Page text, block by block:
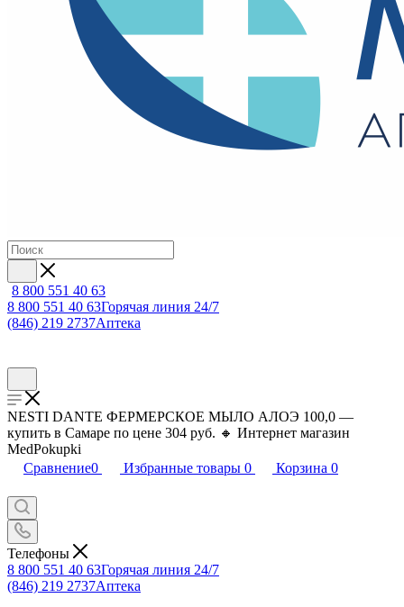
8 800 551 40 63
8 800 551 40 63Горячая линия 24/7
(846) 219 2737Аптека
NESTI DANTE ФЕРМЕРСКОЕ МЫЛО АЛОЭ 100,0 —
купить в Самаре по цене 304 руб. 🔸 Интернет магазин
MedPokupki
Сравнение0 Избранные товары 0 Корзина 0
Телефоны
8 800 551 40 63Горячая линия 24/7
(846) 219 2737Аптека